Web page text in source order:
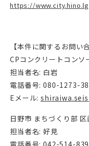
https://
【本件に関するお問い
CPコンクリートコンソ
担当者名: 白岩
電話番号: 080-1273-
Eメール:
日野市 まちづくり部
担当者名: 好見